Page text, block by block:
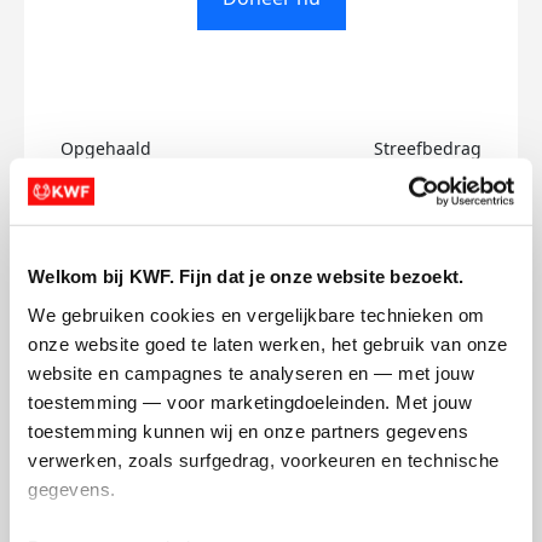
Welkom bij KWF. Fijn dat je onze website bezoekt.
We gebruiken cookies en vergelijkbare technieken om
onze website goed te laten werken, het gebruik van onze
website en campagnes te analyseren en — met jouw
toestemming — voor marketingdoeleinden. Met jouw
toestemming kunnen wij en onze partners gegevens
verwerken, zoals surfgedrag, voorkeuren en technische
gegevens.
Opgehaald
€0
Streefbedrag
€500
Mandy's badges